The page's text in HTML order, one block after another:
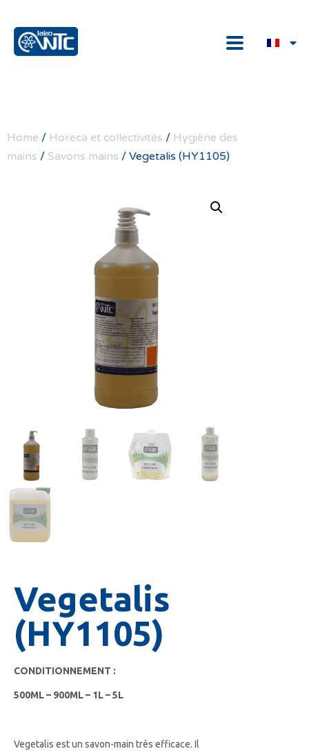
Home / Horeca et collectivités / Hygiène des
mains / Savons mains / Vegetalis (HY1105)
Vegetalis
(HY1105)
CONDITIONNEMENT :
500ML – 900ML – 1L – 5L
Vegetalis est un savon-main très efficace. Il